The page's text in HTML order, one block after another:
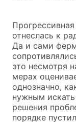
отнеслась к
Да и сами
это несмотря
мерах
однозначно,
нужным
решения
порядке